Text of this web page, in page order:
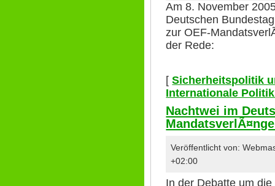
Am 8. November
Deutschen
zur OEF-
der Rede:
[Sicherheitspolitik
Internationale
Nachtwei im
Veröffentlicht von:
+02:00
In der Debatte um